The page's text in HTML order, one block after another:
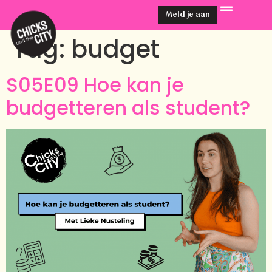
Meld je aan
Tag: budget
S05E09 Hoe kan je
budgetteren als student?